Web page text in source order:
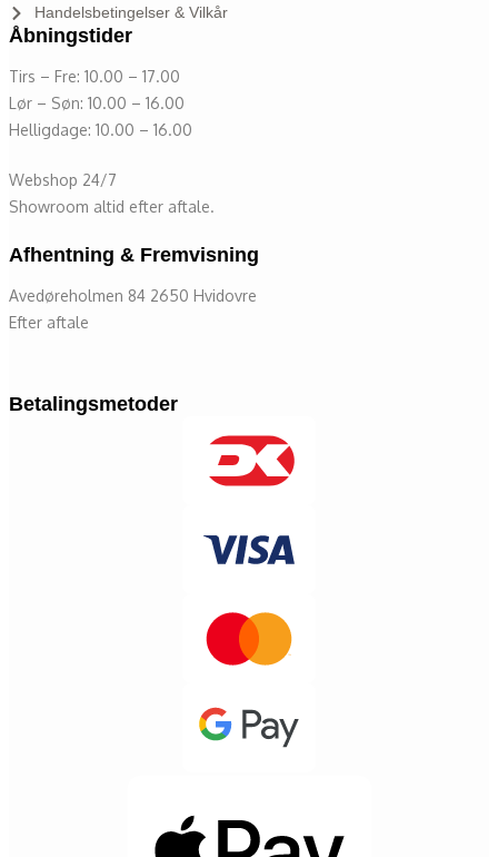
Handelsbetingelser & Vilkår
Åbningstider
Tirs – Fre: 10.00 – 17.00
Lør – Søn: 10.00 – 16.00
Helligdage: 10.00 – 16.00
Webshop 24/7
Showroom altid efter aftale.
Afhentning & Fremvisning
Avedøreholmen 84 2650 Hvidovre
Efter aftale
Betalingsmetoder